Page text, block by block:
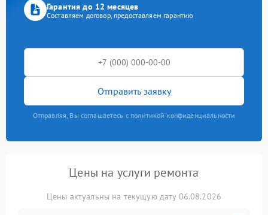
Гарантия до 12 месяцев
Составляем договор, предоставляем гарантию
Отправить заявку
Отправляя, Вы соглашаетесь с политикой конфиденциальности
Цены на услуги ремонта
Цены актуальны на текущую дату 06.08.2026